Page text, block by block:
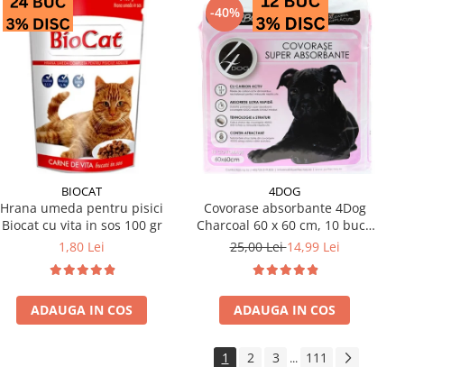
BIOCAT
Hrana umeda pentru pisici
Biocat cu vita in sos 100 gr
1,80 Lei
ADAUGA IN COS
-40%
4DOG
Covorase absorbante 4Dog
Charcoal 60 x 60 cm, 10 buc /
pachet
25,00 Lei14,99 Lei
ADAUGA IN COS
1 2 3 ... 111